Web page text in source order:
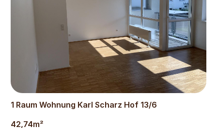
571€
1 Raum Wohnung Karl Scharz Hof 13/6
42,74m²